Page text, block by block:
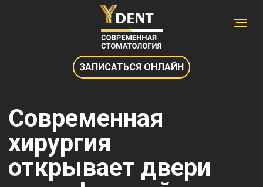
ЗАПИСАТЬСЯ ОНЛАЙН
Современная
открывает двери
к комфортной
жизни
Современные методики и бережный подход делают
даже сложные операции комфортными. Доверьте